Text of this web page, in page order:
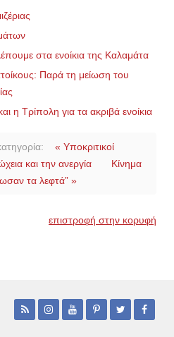
στα ενοίκια της Καλαμάτα
Παρά τη μείωση του
η Τρίπολη για τα ακριβά ενοίκια
« Υποκριτικοί
και την ανεργία
Κίνημα
τα λεφτά” »
επιστροφή στην κορυφή